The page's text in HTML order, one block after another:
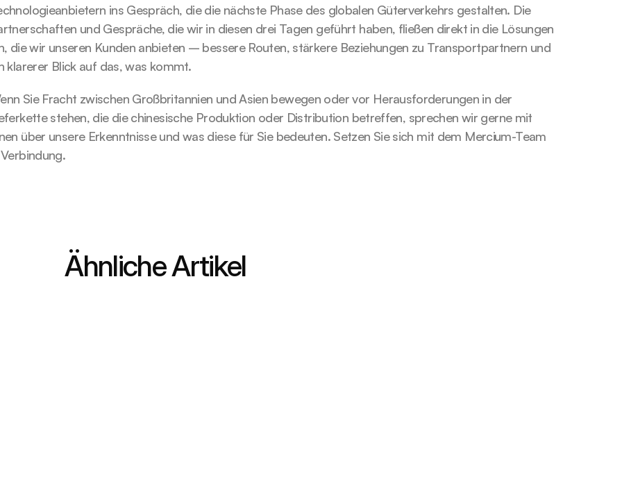
ins Gespräch, die die nächste Phase des globalen Güterverkehrs gestalten. Die
und Gespräche, die wir in diesen drei Tagen geführt haben, fließen direkt in die Lösungen
die wir unseren Kunden anbieten – bessere Routen, stärkere Beziehungen zu Transportpartnern und
klarerer Blick auf das, was kommt.
Sie Fracht zwischen Großbritannien und Asien bewegen oder vor Herausforderungen in der
stehen, die die chinesische Produktion oder Distribution betreffen, sprechen wir gerne mit
über unsere Erkenntnisse und was diese für Sie bedeuten. Setzen Sie sich mit dem Mercium-Team
Ähnliche Artikel